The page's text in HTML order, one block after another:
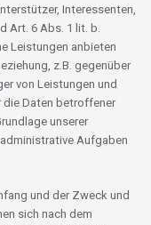
Interessenten,
Art. 6 Abs. 1 lit. b.
Leistungen anbieten
z.B. gegenüber
von Leistungen und
die Daten betroffener
unserer
Aufgaben
und der Zweck und
sich nach dem